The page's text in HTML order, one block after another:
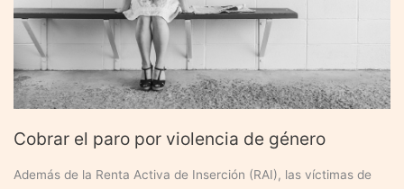
trabajar
mismo
tiempo?
Cobrar el paro por violencia de género
Además de la Renta Activa de Inserción (RAI), las víctimas de